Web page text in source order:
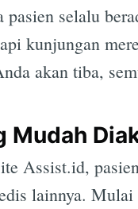
selalu
kunjungan
akan tiba,
Mudah
Assist.id,
lainnya. Mulai